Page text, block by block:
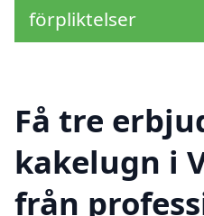
förpliktelser
Få tre
kakelugn i
från